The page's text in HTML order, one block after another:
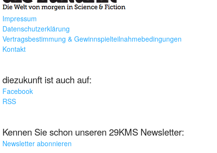
Impressum
Datenschutzerklärung
Vertragsbestimmung & Gewinnspielteilnahmebedingungen
Kontakt
diezukunft ist auch auf:
Facebook
RSS
Kennen Sie schon unseren 29KMS Newsletter:
Newsletter abonnieren